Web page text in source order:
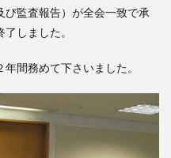
監査報告）が全会一致で承
しました。
間務めて下さいました。